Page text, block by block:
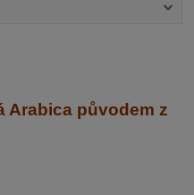
Arabica původem z